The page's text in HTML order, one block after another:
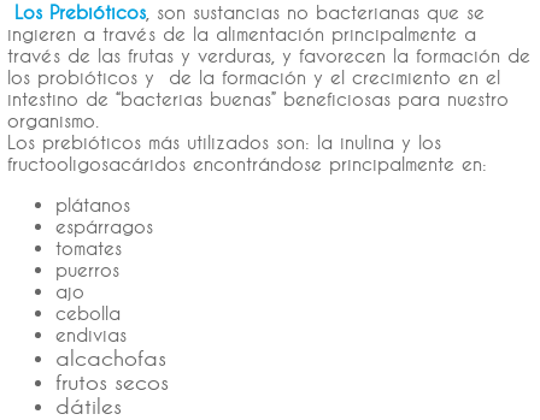
Los Prebióticos , son sustancias no bacterianas que se
ingieren a través de la alimentación principalmente a
través de las frutas y verduras, y favorecen la formación de
los probióticos y de la formación y el crecimiento en el
intestino de “bacterias buenas” beneficiosas para nuestro
organismo.
Los prebióticos más utilizados son: la inulina y los
fructooligosacáridos encontrándose principalmente en:
plátanos
espárragos
tomates
puerros
ajo
cebolla
endivias
alcachofas
frutos secos
dátiles